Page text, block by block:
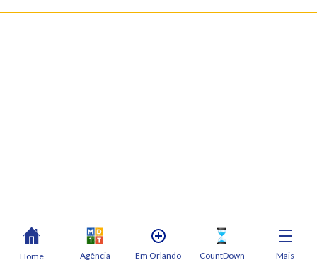
Home Agência Em Orlando CountDown Mais